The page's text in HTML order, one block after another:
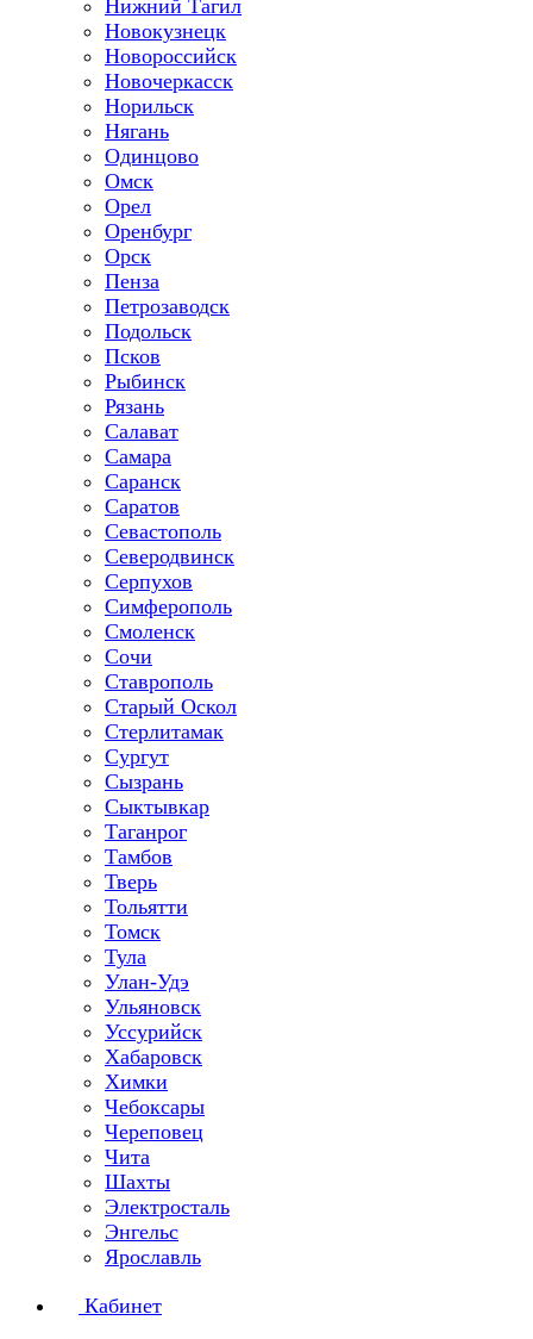
Нижний Тагил
Новокузнецк
Новороссийск
Новочеркасск
Норильск
Нягань
Одинцово
Омск
Орел
Оренбург
Орск
Пенза
Петрозаводск
Подольск
Псков
Рыбинск
Рязань
Салават
Самара
Саранск
Саратов
Севастополь
Северодвинск
Серпухов
Симферополь
Смоленск
Сочи
Ставрополь
Старый Оскол
Стерлитамак
Сургут
Сызрань
Сыктывкар
Таганрог
Тамбов
Тверь
Тольятти
Томск
Тула
Улан-Удэ
Ульяновск
Уссурийск
Хабаровск
Химки
Чебоксары
Череповец
Чита
Шахты
Электросталь
Энгельс
Ярославль
Кабинет